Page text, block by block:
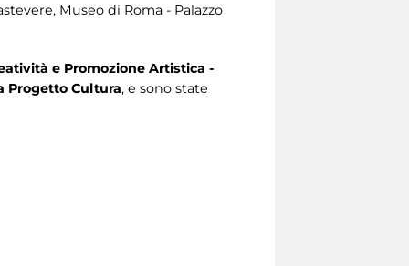
Museo di Roma - Palazzo
e Promozione Artistica -
Progetto Cultura, e sono state